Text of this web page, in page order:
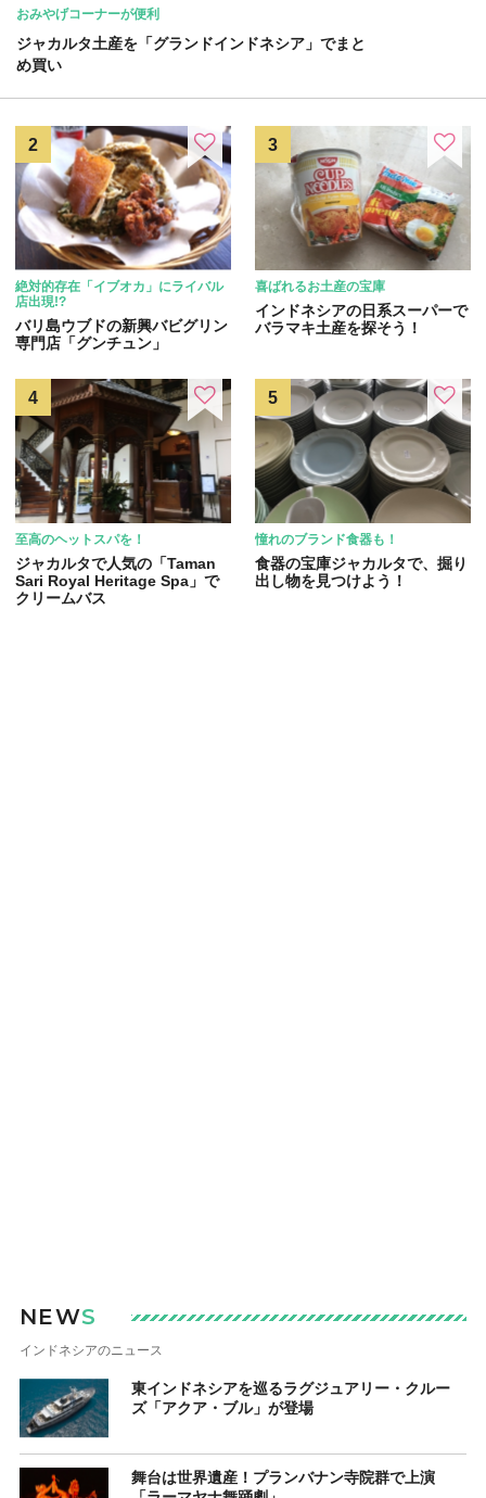
おみやげコーナーが便利
ジャカルタ土産を「グランドインドネシア」でまと
め買い
絶対的存在「イブオカ」にライバル
店出現!?
バリ島ウブドの新興バビグリン
専門店「グンチュン」
喜ばれるお土産の宝庫
インドネシアの日系スーパーで
バラマキ土産を探そう！
至高のヘットスパを！
ジャカルタで人気の「Taman
Sari Royal Heritage Spa」で
クリームバス
憧れのブランド食器も！
食器の宝庫ジャカルタで、掘り
出し物を見つけよう！
NEWS
インドネシアのニュース
東インドネシアを巡るラグジュアリー・クルー
ズ「アクア・ブル」が登場
舞台は世界遺産！プランバナン寺院群で上演